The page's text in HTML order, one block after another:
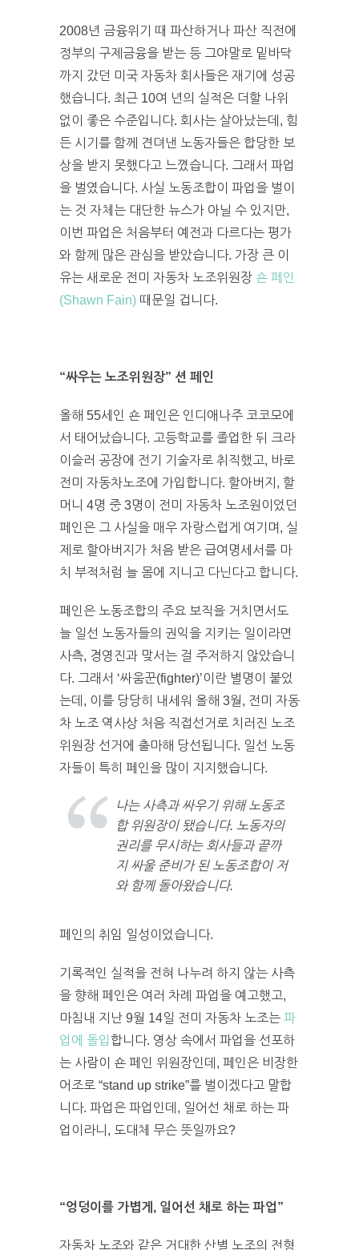
2008년 금융위기 때 파산하거나 파산 직전에
정부의 구제금융을 받는 등 그야말로 밑바닥
까지 갔던 미국 자동차 회사들은 재기에 성공
했습니다. 최근 10여 년의 실적은 더할 나위
없이 좋은 수준입니다. 회사는 살아났는데, 힘
든 시기를 함께 견뎌낸 노동자들은 합당한 보
상을 받지 못했다고 느꼈습니다. 그래서 파업
을 벌였습니다. 사실 노동조합이 파업을 벌이
는 것 자체는 대단한 뉴스가 아닐 수 있지만,
이번 파업은 처음부터 예전과 다르다는 평가
와 함께 많은 관심을 받았습니다. 가장 큰 이
유는 새로운 전미 자동차 노조위원장 숀 페인
(Shawn Fain) 때문일 겁니다.
“싸우는 노조위원장” 션 페인
올해 55세인 숀 페인은 인디애나주 코코모에
서 태어났습니다. 고등학교를 졸업한 뒤 크라
이슬러 공장에 전기 기술자로 취직했고, 바로
전미 자동차노조에 가입합니다. 할아버지, 할
머니 4명 중 3명이 전미 자동차 노조원이었던
페인은 그 사실을 매우 자랑스럽게 여기며, 실
제로 할아버지가 처음 받은 급여명세서를 마
치 부적처럼 늘 몸에 지니고 다닌다고 합니다.
페인은 노동조합의 주요 보직을 거치면서도
늘 일선 노동자들의 권익을 지키는 일이라면
사측, 경영진과 맞서는 걸 주저하지 않았습니
다. 그래서 ‘싸움꾼(fighter)’이란 별명이 붙었
는데, 이를 당당히 내세워 올해 3월, 전미 자동
차 노조 역사상 처음 직접선거로 치러진 노조
위원장 선거에 출마해 당선됩니다. 일선 노동
자들이 특히 페인을 많이 지지했습니다.
나는 사측과 싸우기 위해 노동조
합 위원장이 됐습니다. 노동자의
권리를 무시하는 회사들과 끝까
지 싸울 준비가 된 노동조합이 저
와 함께 돌아왔습니다.
페인의 취임 일성이었습니다.
기록적인 실적을 전혀 나누려 하지 않는 사측
을 향해 페인은 여러 차례 파업을 예고했고,
마침내 지난 9월 14일 전미 자동차 노조는 파
업에 돌입합니다. 영상 속에서 파업을 선포하
는 사람이 숀 페인 위원장인데, 페인은 비장한
어조로 “stand up strike”를 벌이겠다고 말합
니다. 파업은 파업인데, 일어선 채로 하는 파
업이라니, 도대체 무슨 뜻일까요?
“엉덩이를 가볍게, 일어선 채로 하는 파업”
자동차 노조와 같은 거대한 산별 노조의 전형